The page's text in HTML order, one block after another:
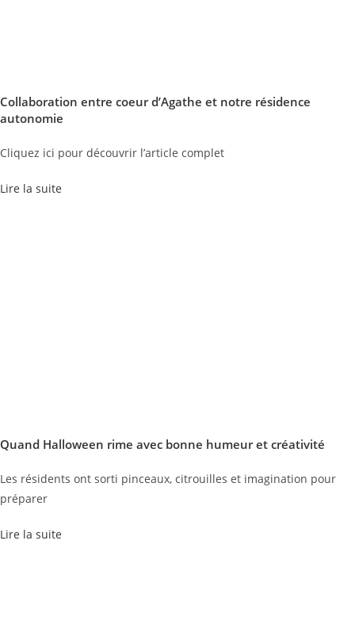
Collaboration entre coeur d’Agathe et notre résidence
autonomie
Cliquez ici pour découvrir l’article complet
Lire la suite
Quand Halloween rime avec bonne humeur et créativité
Les résidents ont sorti pinceaux, citrouilles et imagination pour
préparer
Lire la suite